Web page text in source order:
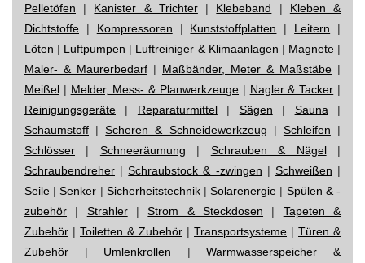
Pelletöfen | Kanister & Trichter| Klebeband | Kleben &
Dichtstoffe | Kompressoren | Kunststoffplatten | Leitern |
Löten | Luftpumpen | Luftreiniger & Klimaanlagen | Magnete|
Maler- & Maurerbedarf | Maßbänder, Meter & Maßstäbe |
Meißel | Melder, Mess- & Planwerkzeuge | Nagler & Tacker |
Reinigungsgeräte | Reparaturmittel| Sägen | Sauna |
Schaumstoff |Scheren & Schneidewerkzeug | Schleifen |
Schlösser | Schneeräumung | Schrauben & Nägel|
Schraubendreher |Schraubstock & -zwingen | Schweißen |
Seile |Senker | Sicherheitstechnik|Solarenergie | Spülen & -
zubehör | Strahler|Strom & Steckdosen | Tapeten &
Zubehör | Toiletten & Zubehör | Transportsysteme | Türen &
Zubehör | Umlenkrollen |Warmwasserspeicher &